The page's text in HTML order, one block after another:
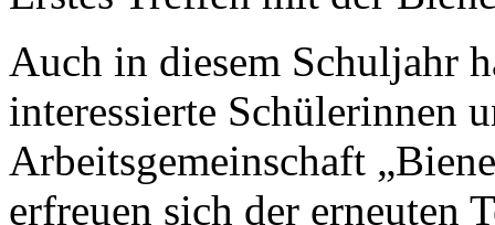
Auch in diesem Schuljahr
interessierte Schülerinnen
Arbeitsgemeinschaft
erfreuen sich der erneuten